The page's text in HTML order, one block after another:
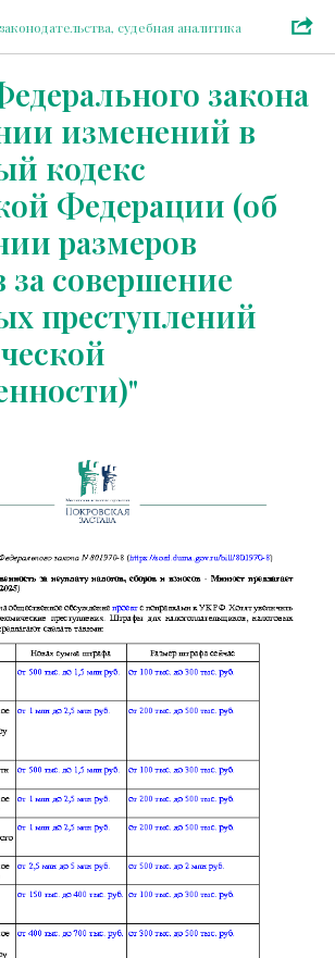
судебная аналитика
закона
изменений в
кодекс
Федерации (об
размеров
совершение
преступлений